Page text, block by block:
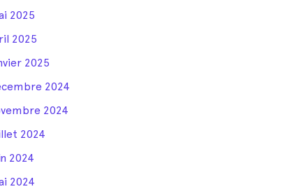
2025
2025
2025
2024
2024
2024
2024
2024